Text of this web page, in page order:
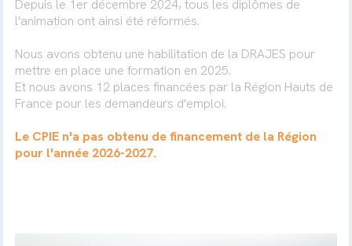
Depuis le 1er décembre 2024, tous les diplômes de
l'animation ont ainsi été réformés.
Nous avons obtenu une habilitation de la DRAJES pour
mettre en place une formation en 2025.
Et nous avons 12 places financées par la Région Hauts de
France pour les demandeurs d'emploi.
Le CPIE n'a pas obtenu de financement de la Région
pour l'année 2026-2027.